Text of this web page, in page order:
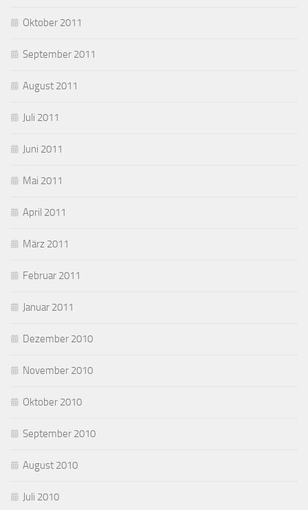
Oktober 2011
September 2011
August 2011
Juli 2011
Juni 2011
Mai 2011
April 2011
März 2011
Februar 2011
Januar 2011
Dezember 2010
November 2010
Oktober 2010
September 2010
August 2010
Juli 2010